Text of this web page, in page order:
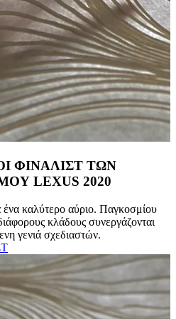
ΦΙΝΑΛΙΣΤ ΤΩΝ
LEXUS 2020
ένα καλύτερο αύριο. Παγκοσμίου
κλάδους συνεργάζονται
γενιά σχεδιαστών.